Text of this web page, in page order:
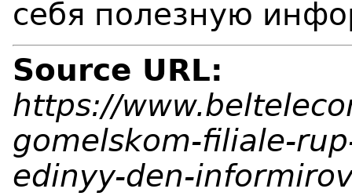
себя полезную
Source URL:
https://
gomelskom-filiale-
edinyy-den-